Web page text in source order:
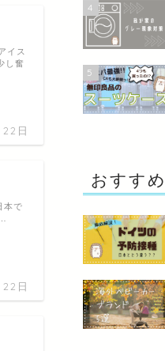
日
イス
し奮
日
本で
4
5
おすす